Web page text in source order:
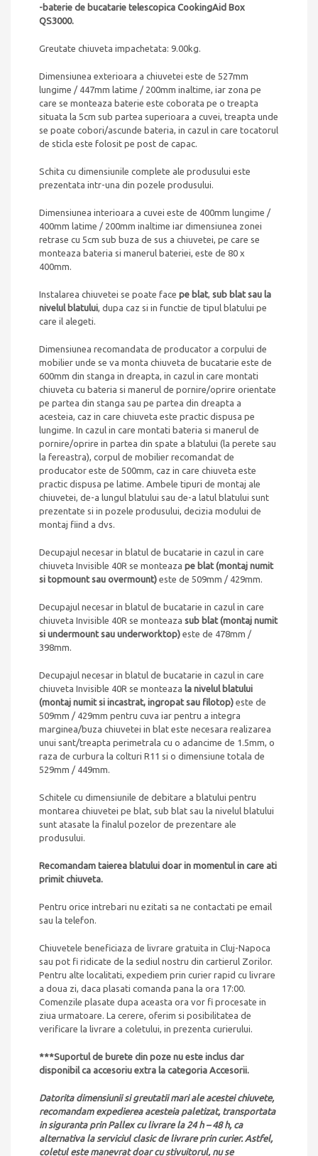
-baterie de bucatarie telescopica CookingAid Box
QS3000.
Greutate chiuveta impachetata: 9.00kg.
Dimensiunea exterioara a chiuvetei este de 527mm
lungime / 447mm latime / 200mm inaltime, iar zona pe
care se monteaza baterie este coborata pe o treapta
situata la 5cm sub partea superioara a cuvei, treapta unde
se poate cobori/ascunde bateria, in cazul in care tocatorul
de sticla este folosit pe post de capac.
Schita cu dimensiunile complete ale produsului este
prezentata intr-una din pozele produsului.
Dimensiunea interioara a cuvei este de 400mm lungime /
400mm latime / 200mm inaltime iar dimensiunea zonei
retrase cu 5cm sub buza de sus a chiuvetei, pe care se
monteaza bateria si manerul bateriei, este de 80 x
400mm.
Instalarea chiuvetei se poate face pe blat, sub blat sau la
nivelul blatului, dupa caz si in functie de tipul blatului pe
care il alegeti.
Dimensiunea recomandata de producator a corpului de
mobilier unde se va monta chiuveta de bucatarie este de
600mm din stanga in dreapta, in cazul in care montati
chiuveta cu bateria si manerul de pornire/oprire orientate
pe partea din stanga sau pe partea din dreapta a
acesteia, caz in care chiuveta este practic dispusa pe
lungime. In cazul in care montati bateria si manerul de
pornire/oprire in partea din spate a blatului (la perete sau
la fereastra), corpul de mobilier recomandat de
producator este de 500mm, caz in care chiuveta este
practic dispusa pe latime. Ambele tipuri de montaj ale
chiuvetei, de-a lungul blatului sau de-a latul blatului sunt
prezentate si in pozele produsului, decizia modului de
montaj fiind a dvs.
Decupajul necesar in blatul de bucatarie in cazul in care
chiuveta Invisible 40R se monteaza pe blat (montaj numit
si topmount sau overmount) este de 509mm / 429mm.
Decupajul necesar in blatul de bucatarie in cazul in care
chiuveta Invisible 40R se monteaza sub blat (montaj numit
si undermount sau underworktop) este de 478mm /
398mm.
Decupajul necesar in blatul de bucatarie in cazul in care
chiuveta Invisible 40R se monteaza la nivelul blatului
(montaj numit si incastrat, ingropat sau filotop) este de
509mm / 429mm pentru cuva iar pentru a integra
marginea/buza chiuvetei in blat este necesara realizarea
unui sant/treapta perimetrala cu o adancime de 1.5mm, o
raza de curbura la colturi R11 si o dimensiune totala de
529mm / 449mm.
Schitele cu dimensiunile de debitare a blatului pentru
montarea chiuvetei pe blat, sub blat sau la nivelul blatului
sunt atasate la finalul pozelor de prezentare ale
produsului.
Recomandam taierea blatului doar in momentul in care ati
primit chiuveta.
Pentru orice intrebari nu ezitati sa ne contactati pe email
sau la telefon.
Chiuvetele beneficiaza de livrare gratuita in Cluj-Napoca
sau pot fi ridicate de la sediul nostru din cartierul Zorilor.
Pentru alte localitati, expediem prin curier rapid cu livrare
a doua zi, daca plasati comanda pana la ora 17:00.
Comenzile plasate dupa aceasta ora vor fi procesate in
ziua urmatoare. La cerere, oferim si posibilitatea de
verificare la livrare a coletului, in prezenta curierului.
***Suportul de burete din poze nu este inclus dar
disponibil ca accesoriu extra la categoria Accesorii.
Datorita dimensiunii si greutatii mari ale acestei chiuvete,
recomandam expedierea acesteia paletizat, transportata
in siguranta prin Pallex cu livrare la 24 h – 48 h, ca
alternativa la serviciul clasic de livrare prin curier. Astfel,
coletul este manevrat doar cu stivuitorul, nu se